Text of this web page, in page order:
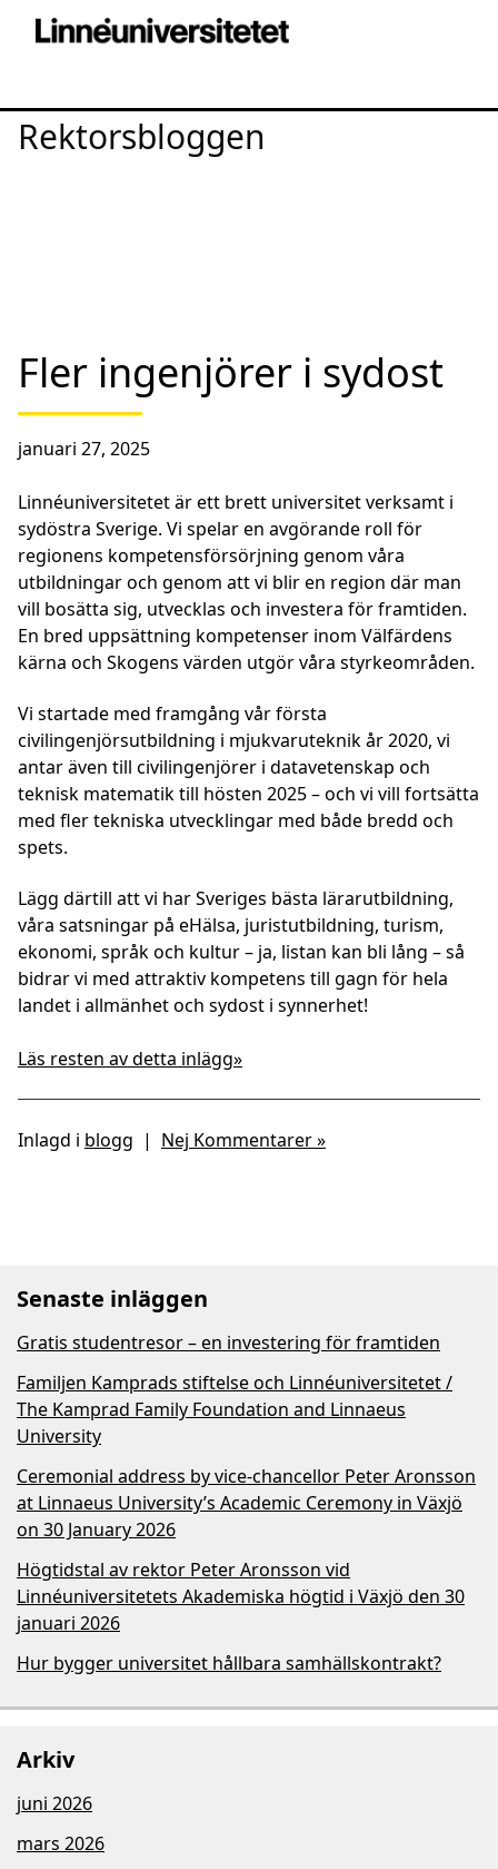
Rektorsbloggen
Fler ingenjörer i sydost
januari 27, 2025
Linnéuniversitetet är ett brett universitet verksamt i
sydöstra Sverige. Vi spelar en avgörande roll för
regionens kompetensförsörjning genom våra
utbildningar och genom att vi blir en region där man
vill bosätta sig, utvecklas och investera för framtiden.
En bred uppsättning kompetenser inom Välfärdens
kärna och Skogens värden utgör våra styrkeområden.
Vi startade med framgång vår första
civilingenjörsutbildning i mjukvaruteknik år 2020, vi
antar även till civilingenjörer i datavetenskap och
teknisk matematik till hösten 2025 – och vi vill fortsätta
med fler tekniska utvecklingar med både bredd och
spets.
Lägg därtill att vi har Sveriges bästa lärarutbildning,
våra satsningar på eHälsa, juristutbildning, turism,
ekonomi, språk och kultur – ja, listan kan bli lång – så
bidrar vi med attraktiv kompetens till gagn för hela
landet i allmänhet och sydost i synnerhet!
Läs resten av detta inlägg»
Inlagd i blogg | Nej Kommentarer »
Senaste inläggen
Gratis studentresor – en investering för framtiden
Familjen Kamprads stiftelse och Linnéuniversitetet /
The Kamprad Family Foundation and Linnaeus
University
Ceremonial address by vice-chancellor Peter Aronsson
at Linnaeus University’s Academic Ceremony in Växjö
on 30 January 2026
Högtidstal av rektor Peter Aronsson vid
Linnéuniversitetets Akademiska högtid i Växjö den 30
januari 2026
Hur bygger universitet hållbara samhällskontrakt?
Arkiv
juni 2026
mars 2026